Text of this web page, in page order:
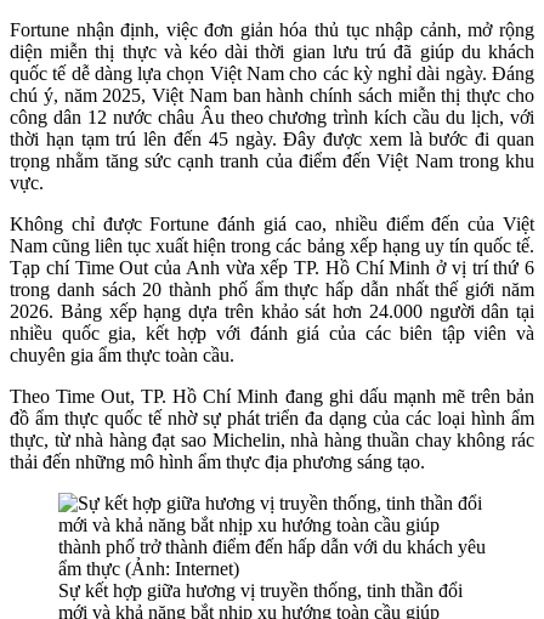
Fortune nhận định, việc đơn giản hóa thủ tục nhập cảnh, mở rộng
diện miễn thị thực và kéo dài thời gian lưu trú đã giúp du khách
quốc tế dễ dàng lựa chọn Việt Nam cho các kỳ nghỉ dài ngày. Đáng
chú ý, năm 2025, Việt Nam ban hành chính sách miễn thị thực cho
công dân 12 nước châu Âu theo chương trình kích cầu du lịch, với
thời hạn tạm trú lên đến 45 ngày. Đây được xem là bước đi quan
trọng nhằm tăng sức cạnh tranh của điểm đến Việt Nam trong khu
vực.
Không chỉ được Fortune đánh giá cao, nhiều điểm đến của Việt
Nam cũng liên tục xuất hiện trong các bảng xếp hạng uy tín quốc tế.
Tạp chí Time Out của Anh vừa xếp TP. Hồ Chí Minh ở vị trí thứ 6
trong danh sách 20 thành phố ẩm thực hấp dẫn nhất thế giới năm
2026. Bảng xếp hạng dựa trên khảo sát hơn 24.000 người dân tại
nhiều quốc gia, kết hợp với đánh giá của các biên tập viên và
chuyên gia ẩm thực toàn cầu.
Theo Time Out, TP. Hồ Chí Minh đang ghi dấu mạnh mẽ trên bản
đồ ẩm thực quốc tế nhờ sự phát triển đa dạng của các loại hình ẩm
thực, từ nhà hàng đạt sao Michelin, nhà hàng thuần chay không rác
thải đến những mô hình ẩm thực địa phương sáng tạo.
Sự kết hợp giữa hương vị truyền thống, tinh thần đổi
mới và khả năng bắt nhịp xu hướng toàn cầu giúp